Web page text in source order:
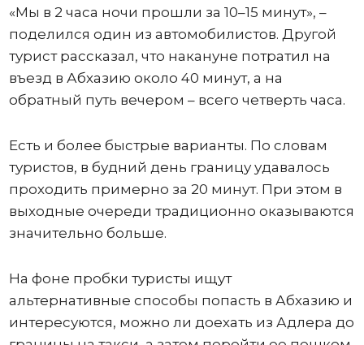
«Мы в 2 часа ночи прошли за 10–15 минут», –
поделился один из автомобилистов. Другой
турист рассказал, что накануне потратил на
въезд в Абхазию около 40 минут, а на
обратный путь вечером – всего четверть часа.
Есть и более быстрые варианты. По словам
туристов, в будний день границу удавалось
проходить примерно за 20 минут. При этом в
выходные очереди традиционно оказываются
значительно больше.
На фоне пробки туристы ищут
альтернативные способы попасть в Абхазию и
интересуются, можно ли доехать из Адлера до